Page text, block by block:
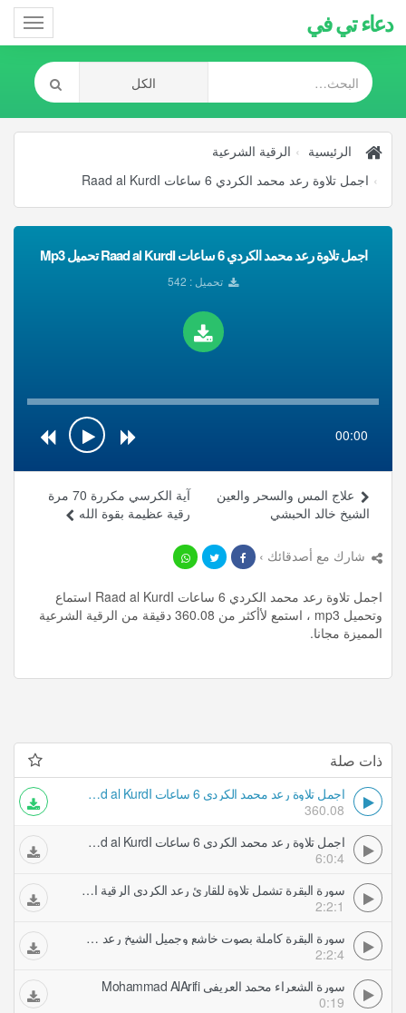
دعاء تي في
الرئيسية
الرقية الشرعية
اجمل تلاوة رعد محمد الكردي 6 ساعات Raad al KurdI
اجمل تلاوة رعد محمد الكردي 6 ساعات Raad al KurdI تحميل Mp3
تحميل : 542
00:00
آية الكرسي مكررة 70 مرة
رقية عظيمة بقوة الله
علاج المس والسحر والعين
الشيخ خالد الحبشي
شارك مع أصدقائك ›
اجمل تلاوة رعد محمد الكردي 6 ساعات Raad al KurdI استماع
وتحميل mp3 ، استمع لأأكثر من 360.08 دقيقة من الرقية الشرعية
المميزة مجانا.
ذات صلة
اجمل تلاوة رعد محمد الكردي 6 ساعات Raad al KurdI
360.08
اجمل تلاوة رعد محمد الكردي 6 ساعات Raad al KurdI
6:0:4
سورة البقرة تشمل تلاوة للقارئ رعد الكردي الرقية الشرعية
2:2:1
سورة البقرة كاملة بصوت خاشع وجميل الشيخ رعد محمد الكردي الرقية الشرعية
2:2:4
سورة الشعراء محمد العريفي Mohammad AlArifi
0:19